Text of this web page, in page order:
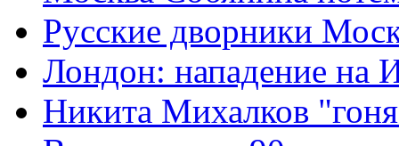
Русские дворники
Лондон: нападение на
Никита Михалков